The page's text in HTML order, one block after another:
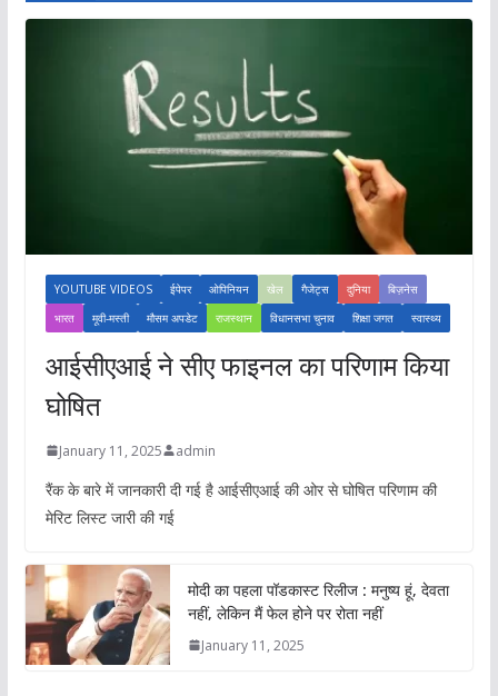
YOUTUBE VIDEOS ईपेपर ओपिनियन खेल गैजेट्स दुनिया
बिज़नेस
भारत
मूवी-मस्ती मौसम अपडेट राजस्थान विधानसभा चुनाव शिक्षा जगत स्वास्थ्य
आईसीएआई ने सीए फाइनल का परिणाम किया
घोषित
January 11, 2025 admin
रैंक के बारे में जानकारी दी गई है आईसीएआई की ओर से घोषित परिणाम की
मेरिट लिस्ट जारी की गई
मोदी का पहला पॉडकास्ट रिलीज : मनुष्य हूं, देवता
नहीं, लेकिन मैं फेल होने पर रोता नहीं
January 11, 2025